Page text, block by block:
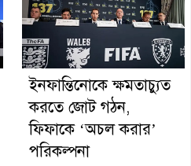
ইনফান্তিনোকে ক্ষমতাচ্যুত
করতে জোট গঠন,
ফিফাকে ‘অচল করার’
পরিকল্পনা